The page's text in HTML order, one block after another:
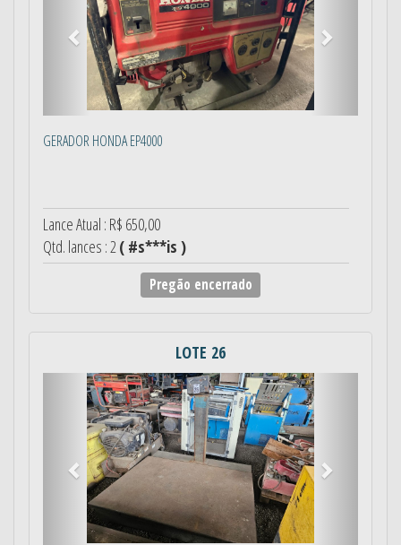
GERADOR HONDA EP4000
Lance Atual : R$ 650,00
Qtd. lances : 2( #s***is )
Pregão encerrado
LOTE 26
Anterior